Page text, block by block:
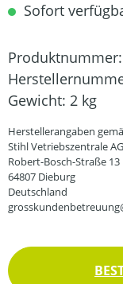
Sofort
Produktnummer:
Gewicht: 2 kg
Herstellerangaben
Stihl Vetriebszentrale
Robert-Bosch-Straße 13
64807 Dieburg
Deutschland